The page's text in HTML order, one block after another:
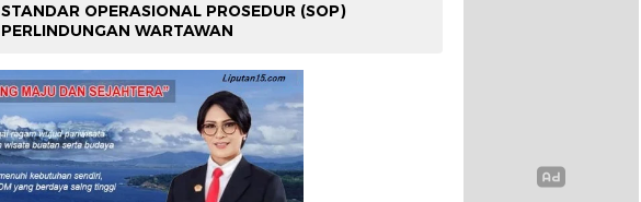
STANDAR OPERASIONAL PROSEDUR (SOP)
PERLINDUNGAN WARTAWAN